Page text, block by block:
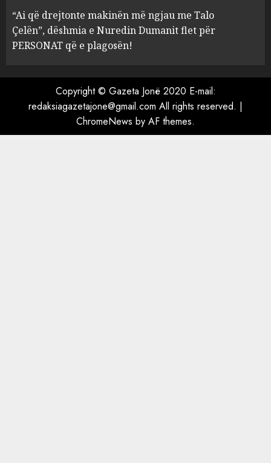
4
Berishën
MARCH 25, 2025
ngjau me Talo Çelën”,
dëshmia e Nuredin Dumanit
flet për PERSONAT që e
plagosën!
“Ai që drejtonte makinën më ngjau me Talo
Çelën”, dëshmia e Nuredin Dumanit flet për
PERSONAT që e plagosën!
Copyright © Gazeta Jonë 2020 E-mail:
redaksiagazetajone@gmail.com All rights reserved. |
ChromeNews by AF themes.